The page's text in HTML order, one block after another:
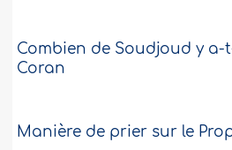
Combien de Soudjoud y a-
Coran
Manière de prier sur le